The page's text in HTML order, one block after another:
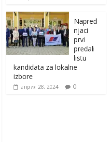
Napred
njaci
prvi
predali
listu
kandidata za lokalne
izbore
април 28, 2024 0